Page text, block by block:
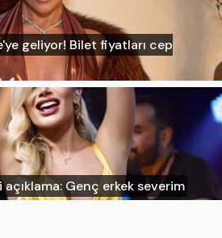
geliyor! Bilet fiyatları cep
Genç erkek severim